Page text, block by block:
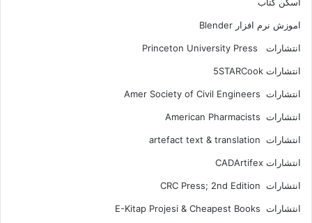
اموزش نرم افزار Blender
انتشارات Princeton University Press
انتشارات ‎ 5STARCook
انتشارات Amer Society of Civil Engineers
انتشارات American Pharmacists
انتشارات artefact text & translation
انتشارات ‎ CADArtifex
انتشارات CRC Press; 2nd Edition
انتشارات E-Kitap Projesi & Cheapest Books